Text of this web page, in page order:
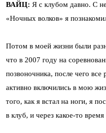
ВАЙЦ: Я с клубом давно. С
«Ночных волков» я
Потом в моей жизни были
что в 2007 году на
позвоночника, после чего
активно включились в мою
того, как я встал на ноги, я
в клуб, и через какое-то